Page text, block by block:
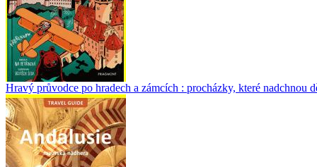
Hravý průvodce po hradech a zámcích : procházky, které nadchnou